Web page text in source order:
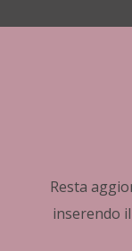
Resta
inserendo